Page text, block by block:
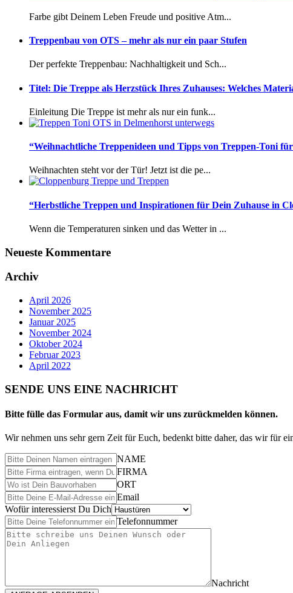
Farbe gibt Deinem Leben Freude und positive Atm...
Treppenbau von OTS – mehr als nur ein paar Stufen
Der perfekte Treppenbau: Nachhaltigkeit und Sch...
Titel: Die Treppe als Herzstück Ihres Zuhauses: Welches
Einleitung Die Treppe ist mehr als nur ein funk...
“Weihnachtliche Treppenideen und Tipps von Treppen-Toni
Weihnachten steht vor der Tür! Jetzt ist die pe...
“Herbstliche Treppen und Inspirationen für Dein Zuhause in
Wenn die Temperaturen sinken und das Wetter in ...
Neueste Kommentare
Archiv
April 2026
November 2025
Januar 2025
November 2024
Oktober 2024
Februar 2023
April 2022
SENDE UNS EINE NACHRICHT
Bitte fülle das Formular aus, damit wir uns zurückmelden können.
Wir nehmen uns sehr gern Zeit für Euch, bedenkt bitte daher, das wir für
NAME
FIRMA
ORT
Email
Wofür interessierst Du Dich
Telefonnummer
Nachricht